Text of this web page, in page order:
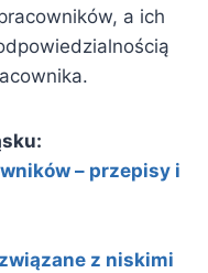
a ich
– przepisy i
z niskimi